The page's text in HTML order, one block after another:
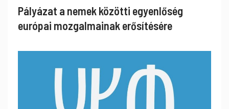
Pályázat a nemek közötti egyenlőség
európai mozgalmainak erősítésére